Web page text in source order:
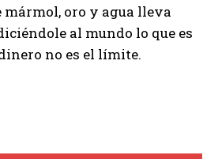
mármol, oro y agua lleva
al mundo lo que es
no es el límite.